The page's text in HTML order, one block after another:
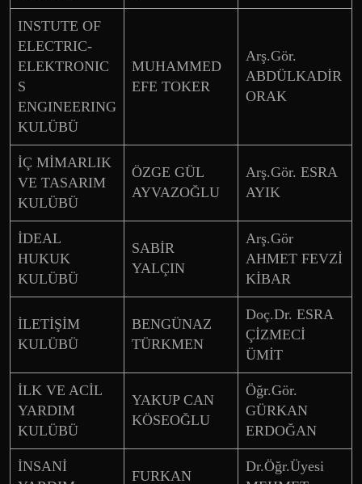
INSTUTE OF
ELECTRIC-
ELEKTRONIC
S
ENGINEERING
KULÜBÜ
MUHAMMED
EFE TOKER
Arş.Gör.
ABDÜLKADİR
ORAK
İÇ MİMARLIK
VE TASARIM
KULÜBÜ
ÖZGE GÜL
AYVAZOĞLU
Arş.Gör. ESRA
AYIK
İDEAL
HUKUK
KULÜBÜ
SABİR
YALÇIN
Arş.Gör
AHMET FEVZİ
KİBAR
İLETİŞİM
KULÜBÜ
BENGÜNAZ
TÜRKMEN
Doç.Dr. ESRA
ÇİZMECİ
ÜMİT
İLK VE ACİL
YARDIM
KULÜBÜ
YAKUP CAN
KÖSEOĞLU
Öğr.Gör.
GÜRKAN
ERDOĞAN
İNSANİ
FURKAN
Dr.Öğr.Üyesi